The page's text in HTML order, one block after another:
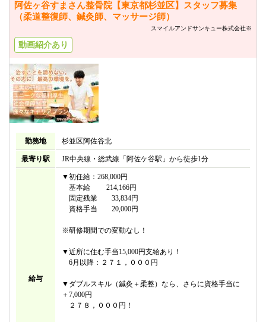
阿佐ヶ谷すまさん整骨院【東京都杉並区】スタッフ募集
（柔道整復師、鍼灸師、マッサージ師）
スマイルアンドサンキュー株式会社※
動画紹介あり
勤務地 杉並区阿佐谷北
最寄り駅 JR中央線・総武線「阿佐ケ谷駅」から徒歩1分
給与
▼初任給：268,000円
基本給 214,166円
固定残業 33,834円
資格手当 20,000円
※研修期間での変動なし！
▼近所に住む手当15,000円支給あり！
6月以降：２７１，０００円
▼ダブルスキル（鍼灸＋柔整）なら、さらに資格手当に
＋7,000円
２７８，０００円！